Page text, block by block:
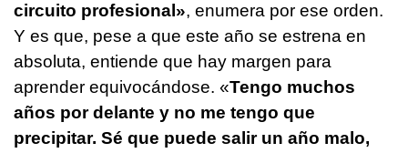
circuito profesional», enumera por ese orden.
Y es que, pese a que este año se estrena en
absoluta, entiende que hay margen para
aprender equivocándose. «Tengo muchos
años por delante y no me tengo que
precipitar. Sé que puede salir un año malo,